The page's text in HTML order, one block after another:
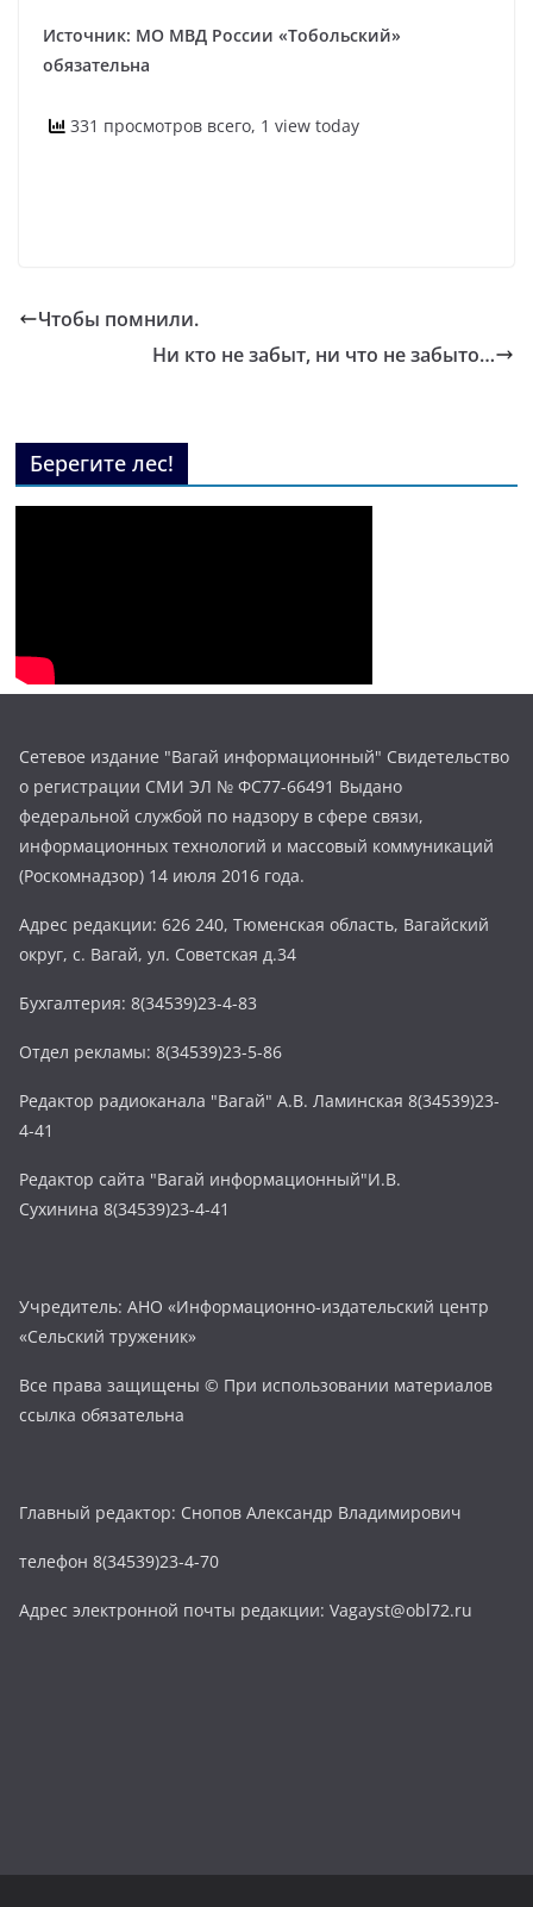
Источник: МО МВД России «Тобольский»
обязательна
331 просмотров всего, 1 view today
Чтобы помнили.
Ни кто не забыт, ни что не забыто…
Берегите лес!
Сетевое издание "Вагай информационный" Свидетельство
о регистрации СМИ ЭЛ № ФС77-66491 Выдано
федеральной службой по надзору в сфере связи,
информационных технологий и массовый коммуникаций
(Роскомнадзор) 14 июля 2016 года.
Адрес редакции: 626 240, Тюменская область, Вагайский
округ, с. Вагай, ул. Советская д.34
Бухгалтерия: 8(34539)23-4-83
Отдел рекламы: 8(34539)23-5-86
Редактор радиоканала "Вагай" А.В. Ламинская 8(34539)23-
4-41
Редактор сайта "Вагай информационный"И.В.
Сухинина 8(34539)23-4-41
Учредитель: АНО «Информационно-издательский центр
«Сельский труженик»
Все права защищены © При использовании материалов
ссылка обязательна
Главный редактор: Снопов Александр Владимирович
телефон 8(34539)23-4-70
Адрес электронной почты редакции: Vagayst@obl72.ru